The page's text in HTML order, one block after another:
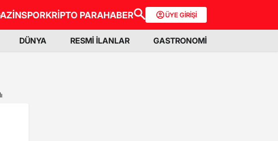
SPORKRİPTO PARAHABER ÜYE GİRİŞİ
DÜNYA RESMİ İLANLAR GASTRONOMİ